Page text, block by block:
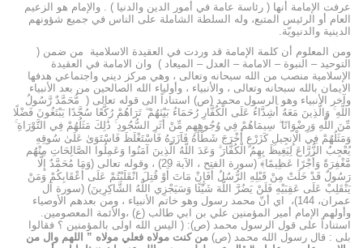
عرفت الإمامة أنها ( رئاسة عامة في أمور الدين والدنيا ) . والإمام هو الزعيم
العام أو الرئيس المتبع، وله السلطة الشاملة على الناس في جميع شؤونهم
الدينية والدنيويّة.
ومن المعلوم أن كلمة الإمامة قد وردت في العقيدة الاسلامية من ضمن (
التوحيد – النبوة – الامامة – العدل – الميعاد ) وان الامامة في العقيدة
الإسلامية منصب من الله سبحانه وتعالى ، وهي مركز ديني واجتماعي هدفها
الايمان بالله سبحانه وتعالى ، والأنبياء ، وأولياء الله الصالحين من بعد الأنبياء
وآخر الأنبياء وهو الرسول محمد (ص) استناداً الى قوله تعالى ( مُّحَمَّدٌ رَّسُولُ
اللَّهِ ۚ وَالَّذِينَ مَعَهُ أَشِدَّاءُ عَلَى الْكُفَّارِ رُحَمَاءُ بَيْنَهُمْ ۖ تَرَاهُمْ رُكَّعًا سُجَّدًا يَبْتَغُونَ فَضْلًا
مِّنَ اللَّهِ وَرِضْوَانًا ۖ سِيمَاهُمْ فِي وُجُوهِهِم مِّنْ أَثَرِ السُّجُودِ ۚ ذَٰلِكَ مَثَلُهُمْ فِي التَّوْرَاةِ ۚ
وَمَثَلُهُمْ فِي الْإِنجِيلِ كَزَرْعٍ أَخْرَجَ شَطْأَهُ فَآزَرَهُ فَاسْتَغْلَظَ فَاسْتَوَىٰ عَلَىٰ سُوقِهِ
يُعْجِبُ الزُّرَّاعَ لِيَغِيظَ بِهِمُ الْكُفَّارَ ۗ وَعَدَ اللَّهُ الَّذِينَ آمَنُوا وَعَمِلُوا الصَّالِحَاتِ مِنْهُم
مَّغْفِرَةً وَأَجْرًا عَظِيمًا﴾ (سورة الفتح ، الآية 29) ، وقوله تعالى (وَمَا مُحَمَّدٌ إِلَّا
رَسُولٌ قَدْ خَلَتْ مِنْ قَبْلِهِ الرُّسُلُ أَفَإِنْ مَاتَ أَوْ قُتِلَ انْقَلَبْتُمْ عَلَى أَعْقَابِكُمْ وَمَنْ
يَنْقَلِبْ عَلَى عَقِبَيْهِ فَلَنْ يَضُرَّ اللَّهَ شَيْئًا وَسَيَجْزِي اللَّهُ الشَّاكِرِينَ) (سورة آل
عمران، 144)، اي أنّ محمد رسول وهو خاتم الأنبياء ، ومن بعدهم الأوصياء
وأولهم الإمام أمير المؤمنين علي بن ابي طالب (ع) ،والأئمة المعصومين.
استناداً على قول الرسول محمد (ص): ( اليس الله اولى بالمؤمنين ؟ فقالوا
بلى : قال رسول الله محمد (ص) من كنت مولاه فعلي مولاه ” اللهم وال من